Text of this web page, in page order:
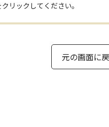
リックしてください。
元の画面に